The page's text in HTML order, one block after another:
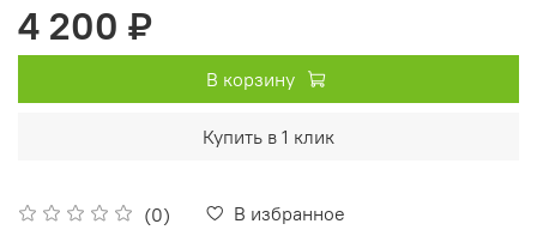
(0) В избранное
4 200 ₽
В корзину
Купить в 1 клик